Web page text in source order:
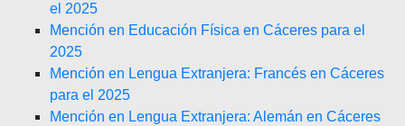
el 2025
Mención en Educación Física en Cáceres para el
2025
Mención en Lengua Extranjera: Francés en Cáceres
para el 2025
Mención en Lengua Extranjera: Alemán en Cáceres